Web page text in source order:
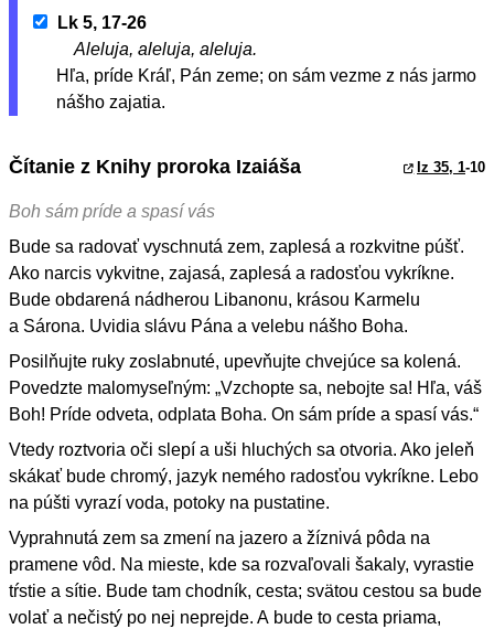
Lk 5, 17-26
Aleluja, aleluja, aleluja.
Hľa, príde Kráľ, Pán zeme; on sám vezme z nás jarmo
nášho zajatia.
Čítanie z Knihy proroka Izaiáša Iz 35, 1-10
Boh sám príde a spasí vás
Bude sa radovať vyschnutá zem, zaplesá a rozkvitne púšť.
Ako narcis vykvitne, zajasá, zaplesá a radosťou vykríkne.
Bude obdarená nádherou Libanonu, krásou Karmelu
a Sárona. Uvidia slávu Pána a velebu nášho Boha.
Posilňujte ruky zoslabnuté, upevňujte chvejúce sa kolená.
Povedzte malomyseľným: „Vzchopte sa, nebojte sa! Hľa, váš
Boh! Príde odveta, odplata Boha. On sám príde a spasí vás.“
Vtedy roztvoria oči slepí a uši hluchých sa otvoria. Ako jeleň
skákať bude chromý, jazyk nemého radosťou vykríkne. Lebo
na púšti vyrazí voda, potoky na pustatine.
Vyprahnutá zem sa zmení na jazero a žíznivá pôda na
pramene vôd. Na mieste, kde sa rozvaľovali šakaly, vyrastie
tŕstie a sítie. Bude tam chodník, cesta; svätou cestou sa bude
volať a nečistý po nej neprejde. A bude to cesta priama,